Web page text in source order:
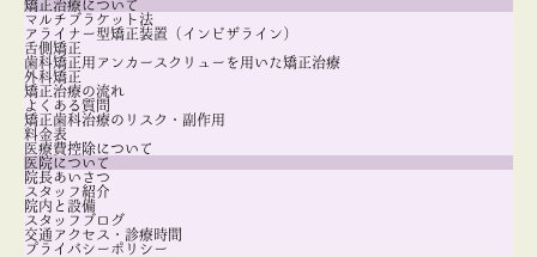
矯正治療について
マルチブラケット法
アライナー型矯正装置（インビザライン）
舌側矯正
歯科矯正用アンカースクリューを用いた矯正治療
外科矯正
矯正治療の流れ
よくある質問
矯正歯科治療のリスク・副作用
料金表
医療費控除について
医院について
院長あいさつ
スタッフ紹介
院内と設備
スタッフブログ
交通アクセス・診療時間
プライバシーポリシー